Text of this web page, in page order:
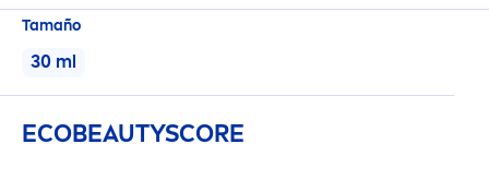
Tamaño
30 ml
ECOBEAUTYSCORE